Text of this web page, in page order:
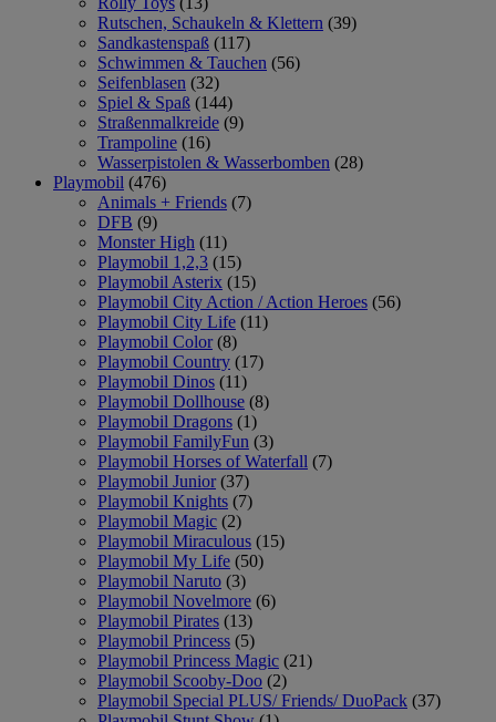
Rutschen, Schaukeln & Klettern (39)
Sandkastenspaß (117)
Schwimmen & Tauchen (56)
Seifenblasen (32)
Spiel & Spaß (144)
Straßenmalkreide (9)
Trampoline (16)
Wasserpistolen & Wasserbomben (28)
Playmobil (476)
Animals + Friends (7)
DFB (9)
Monster High (11)
Playmobil 1,2,3 (15)
Playmobil Asterix (15)
Playmobil City Action / Action Heroes (56)
Playmobil City Life (11)
Playmobil Color (8)
Playmobil Country (17)
Playmobil Dinos (11)
Playmobil Dollhouse (8)
Playmobil Dragons (1)
Playmobil FamilyFun (3)
Playmobil Horses of Waterfall (7)
Playmobil Junior (37)
Playmobil Knights (7)
Playmobil Magic (2)
Playmobil Miraculous (15)
Playmobil My Life (50)
Playmobil Naruto (3)
Playmobil Novelmore (6)
Playmobil Pirates (13)
Playmobil Princess (5)
Playmobil Princess Magic (21)
Playmobil Scooby-Doo (2)
Playmobil Special PLUS/ Friends/ DuoPack (37)